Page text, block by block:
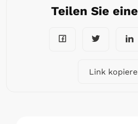
Teilen Sie
Link